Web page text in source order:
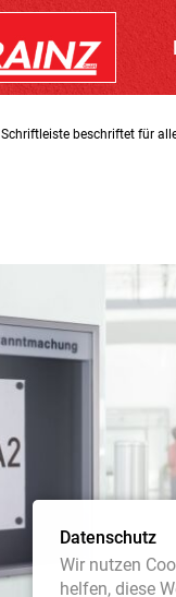
Schriftleiste beschriftet für
Datenschutz
Wir nutzen
helfen, diese